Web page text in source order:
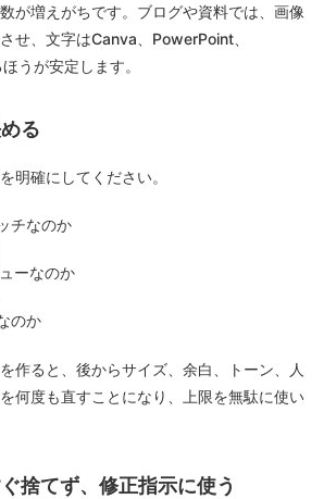
が増えがちです。ブログや資料では、画像
せ、文字はCanva、PowerPoint、
うが安定します。
る
明確にしてください。
チなのか
ーなのか
のか
作ると、後からサイズ、余白、トーン、人
何度も直すことになり、上限を無駄に使い
捨てず、修正指示に使う